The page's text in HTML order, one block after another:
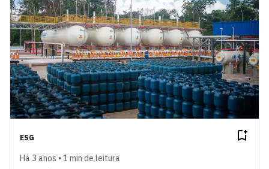
ESG
Há 3 anos • 1 min de leitura